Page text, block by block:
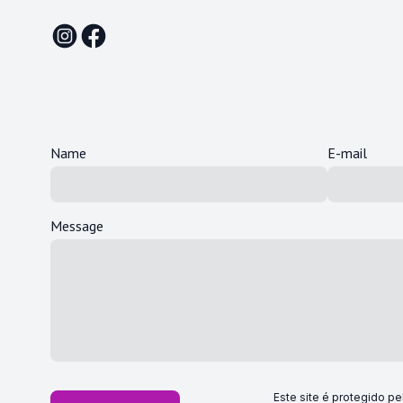
Name E-mail
Message
Este site é protegido